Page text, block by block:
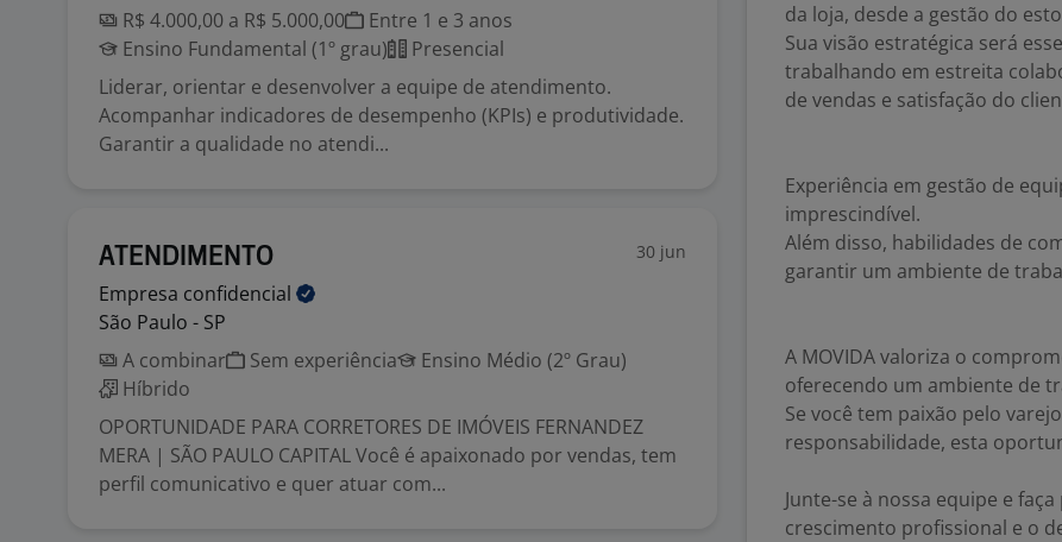
R$ 4.000,00 a R$ 5.000,00
Entre 1 e 3 anos
Ensino Fundamental (1º grau)
Presencial
Liderar, orientar e desenvolver a equipe de atendimento.
Acompanhar indicadores de desempenho (KPIs) e produtividade.
Garantir a qualidade no atendi...
ATENDIMENTO 30 jun
Empresa confidencial
São Paulo - SP
A combinar
Sem experiência
Ensino Médio (2º Grau)
Híbrido
OPORTUNIDADE PARA CORRETORES DE IMÓVEIS FERNANDEZ
MERA | SÃO PAULO CAPITAL Você é apaixonado por vendas, tem
perfil comunicativo e quer atuar com...
da loja, desde a gestão do
Sua visão estratégica será
trabalhando em estreita
de vendas e satisfação do
Experiência em gestão de
imprescindível.
Além disso, habilidades de
garantir um ambiente de
A MOVIDA valoriza o
oferecendo um ambiente de
Se você tem paixão pelo
responsabilidade, esta
Junte-se à nossa equipe e
crescimento profissional e o